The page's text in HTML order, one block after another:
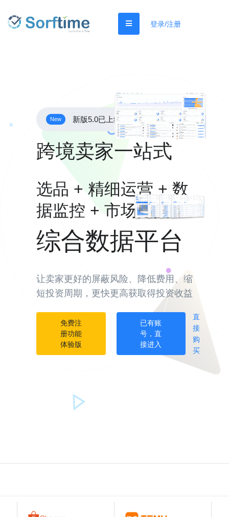
登录/注册
New 新版5.0已上线
跨境卖家一站式
选品 + 精细运营 + 数
据监控 + 市场挖掘
综合数据平台
让卖家更好的屏蔽风险、降低费用、缩
短投资周期，更快更高获取得投资收益
免费注
册功能
体验版
已有账
号，直
接进入
直
接
购
买